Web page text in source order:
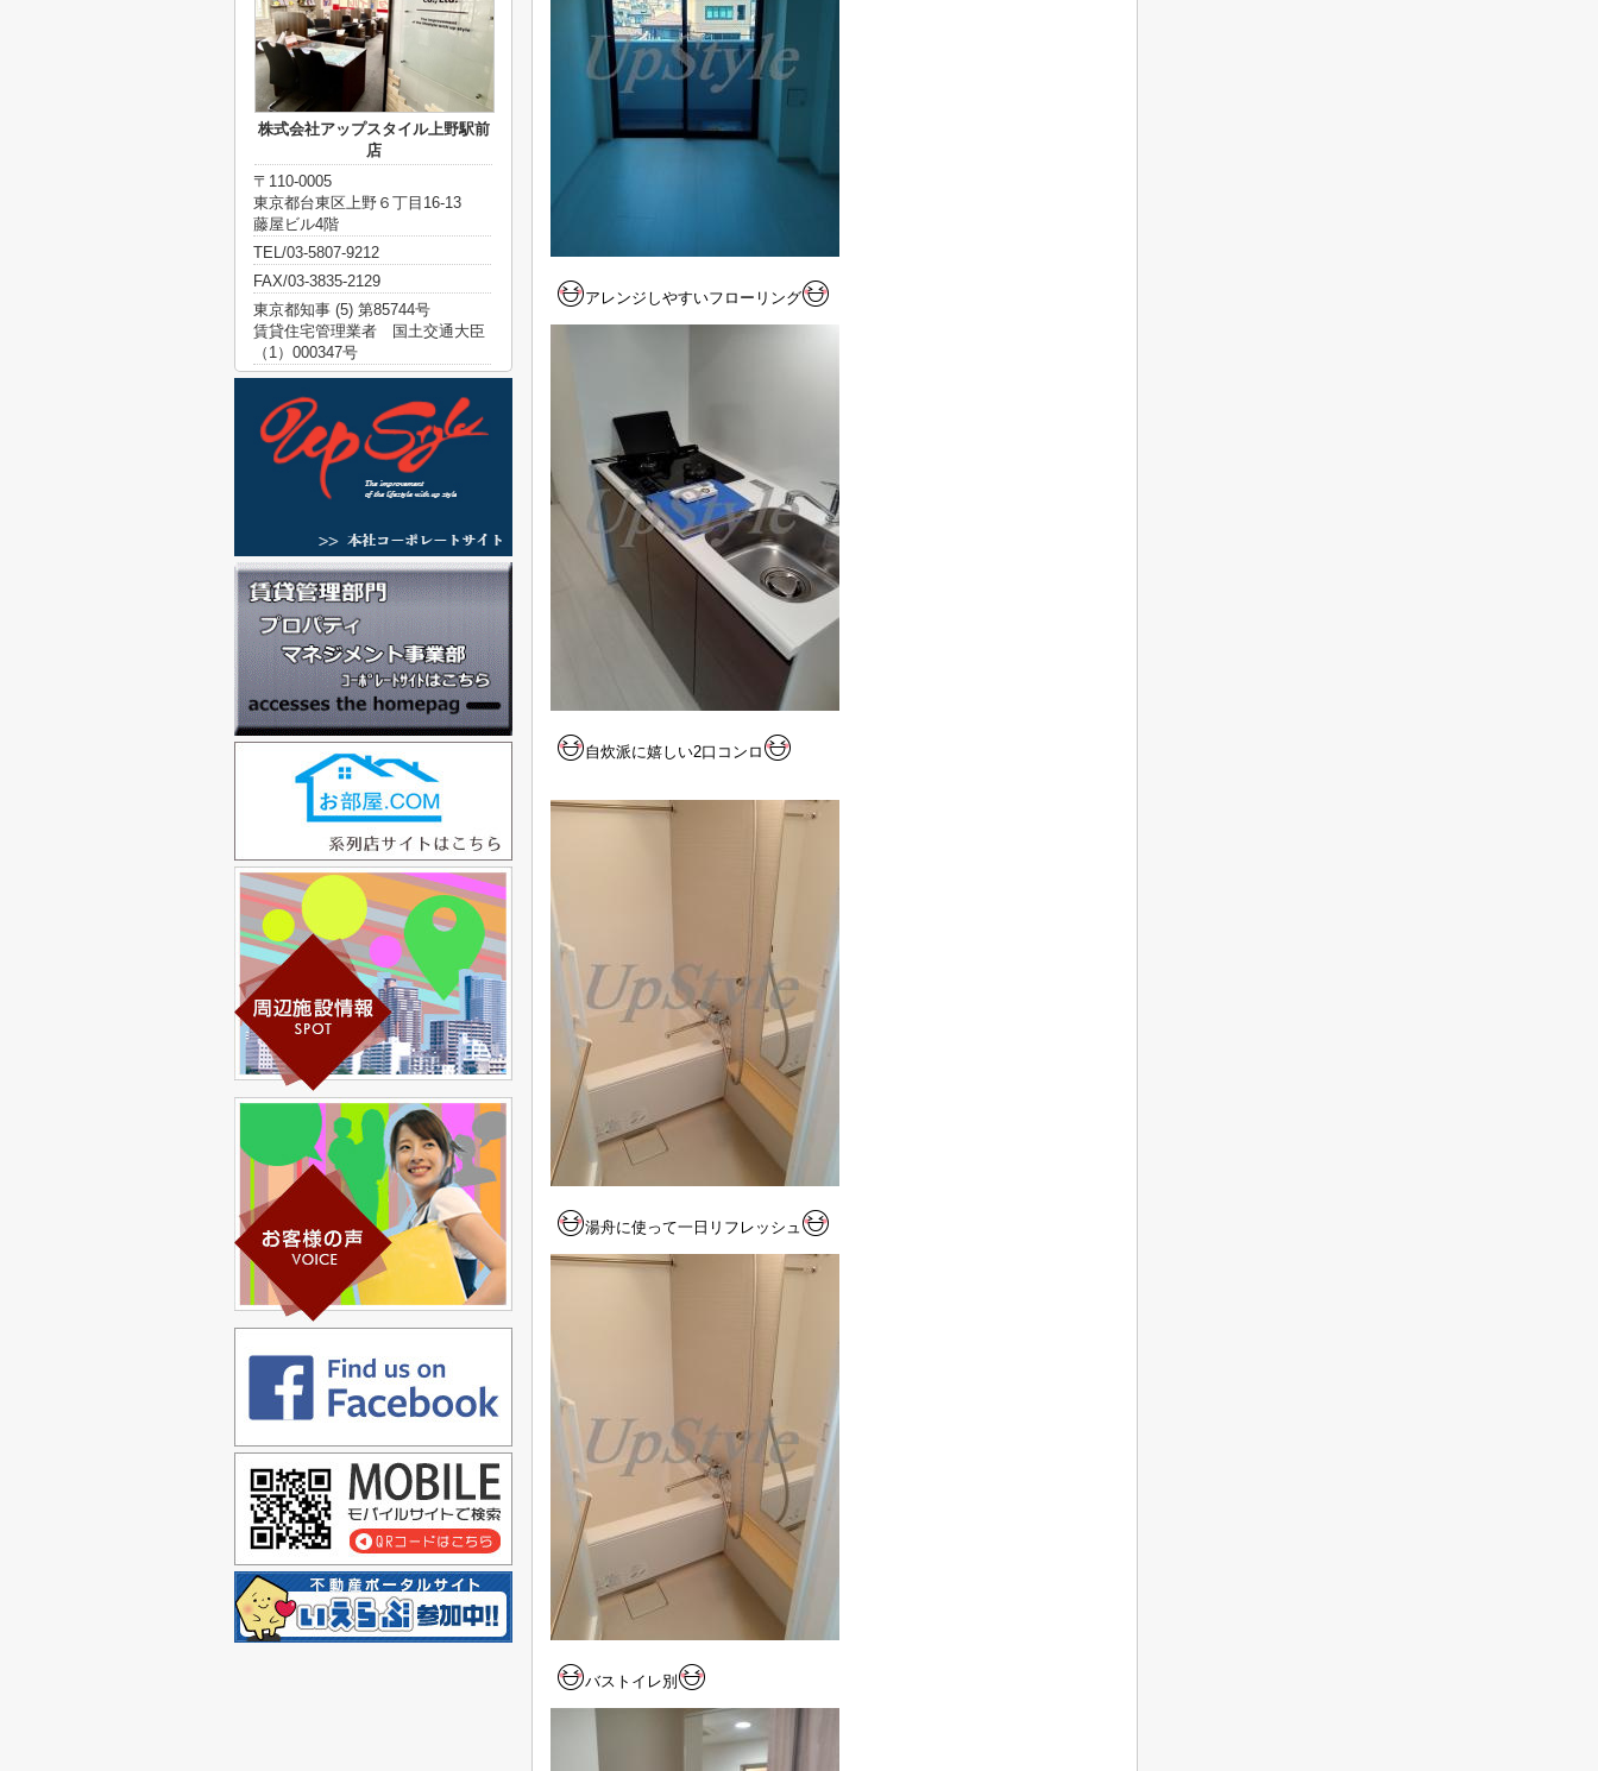
アレンジしやすいフローリング
自炊派に嬉しい2口コンロ
湯舟に使って一日リフ レッシュ
バストイレ別
株式会社アップスタイル上野駅前
店
〒110-0005
東京都台東区上野６丁目16-13
藤屋ビル4階
TEL/03-5807-9212
FAX/03-3835-2129
東京都知事 (5) 第85744号
賃貸住宅管理業者 国土交通大臣
（1）000347号